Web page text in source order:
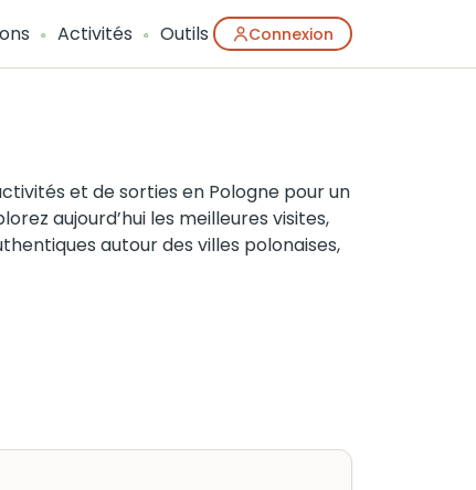
Activités Outils Connexion
et de sorties en Pologne pour un
aujourd’hui les meilleures visites,
autour des villes polonaises,